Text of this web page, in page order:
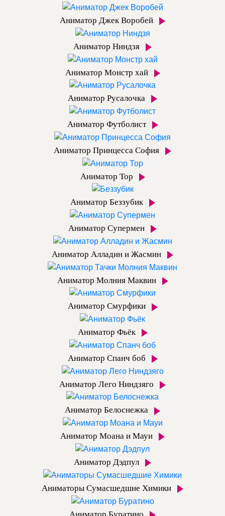
Аниматор Джек Воробей
Аниматор Ниндзя
Аниматор Монстр хай
Аниматор Русалочка
Аниматор Футболист
Аниматор Принцесса София
Аниматор Тор
Аниматор Беззубик
Аниматор Супермен
Аниматор Алладин и Жасмин
Аниматор Молния Маквин
Аниматор Смурфики
Аниматор Фьёк
Аниматор Спанч боб
Аниматор Лего Ниндзяго
Аниматор Белоснежка
Аниматор Моана и Мауи
Аниматор Дэдпул
Аниматоры Сумасшедшие Химики
Аниматор Буратино